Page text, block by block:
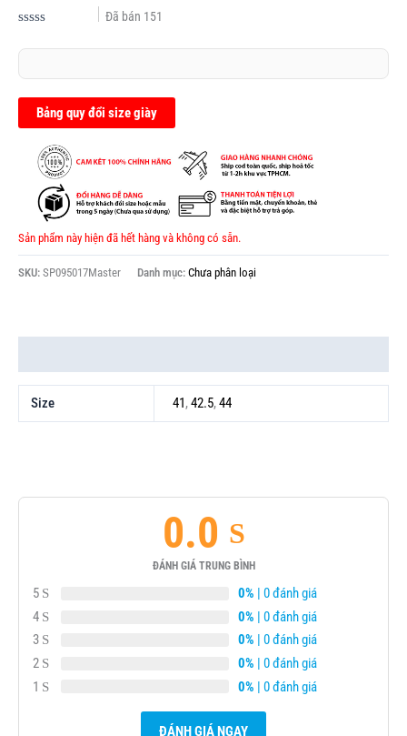
xếp
0.0
sao
Đã bán 151
Bảng quy đổi size giày
Sản phẩm này hiện đã hết hàng và không có sẵn.
SKU: SP095017Master Danh mục: Chưa phân loại
Size 41,42.5,44
0.0
ĐÁNH GIÁ TRUNG BÌNH
5 0% | 0 đánh giá
4
0% | 0 đánh giá
3
0% | 0 đánh giá
2
0% | 0 đánh giá
1
0% | 0 đánh giá
ĐÁNH GIÁ NGAY